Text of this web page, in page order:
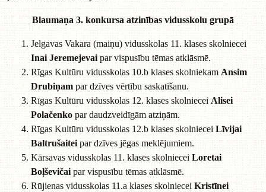
Blaumaņa 3. konkursa atzinības vidusskolu grupā
Jelgavas Vakara (maiņu) vidusskolas 11. klases skolniecei
Inai Jeremejevaipar vispusību tēmas atklāsmē.
Rīgas Kultūru vidusskolas 10.b klases skolniekamAnsim
Drubiņampar dzīves vērtību saskatīšanu.
Rīgas Kultūru vidusskolas 12. klases skolniecei Alisei
Polačenkopar daudzveidīgām atziņām.
Rīgas Kultūru vidusskolas 12.b klases skolnieceiLīvijai
Baltrušaiteipar dzīves jēgas meklējumiem.
Kārsavas vidusskolas 11. klases skolnieceiLoretai
Boļševičai par vispusību tēmas atklāsmē.
Rūjienas vidusskolas 11.a klases skolnieceiKristīnei